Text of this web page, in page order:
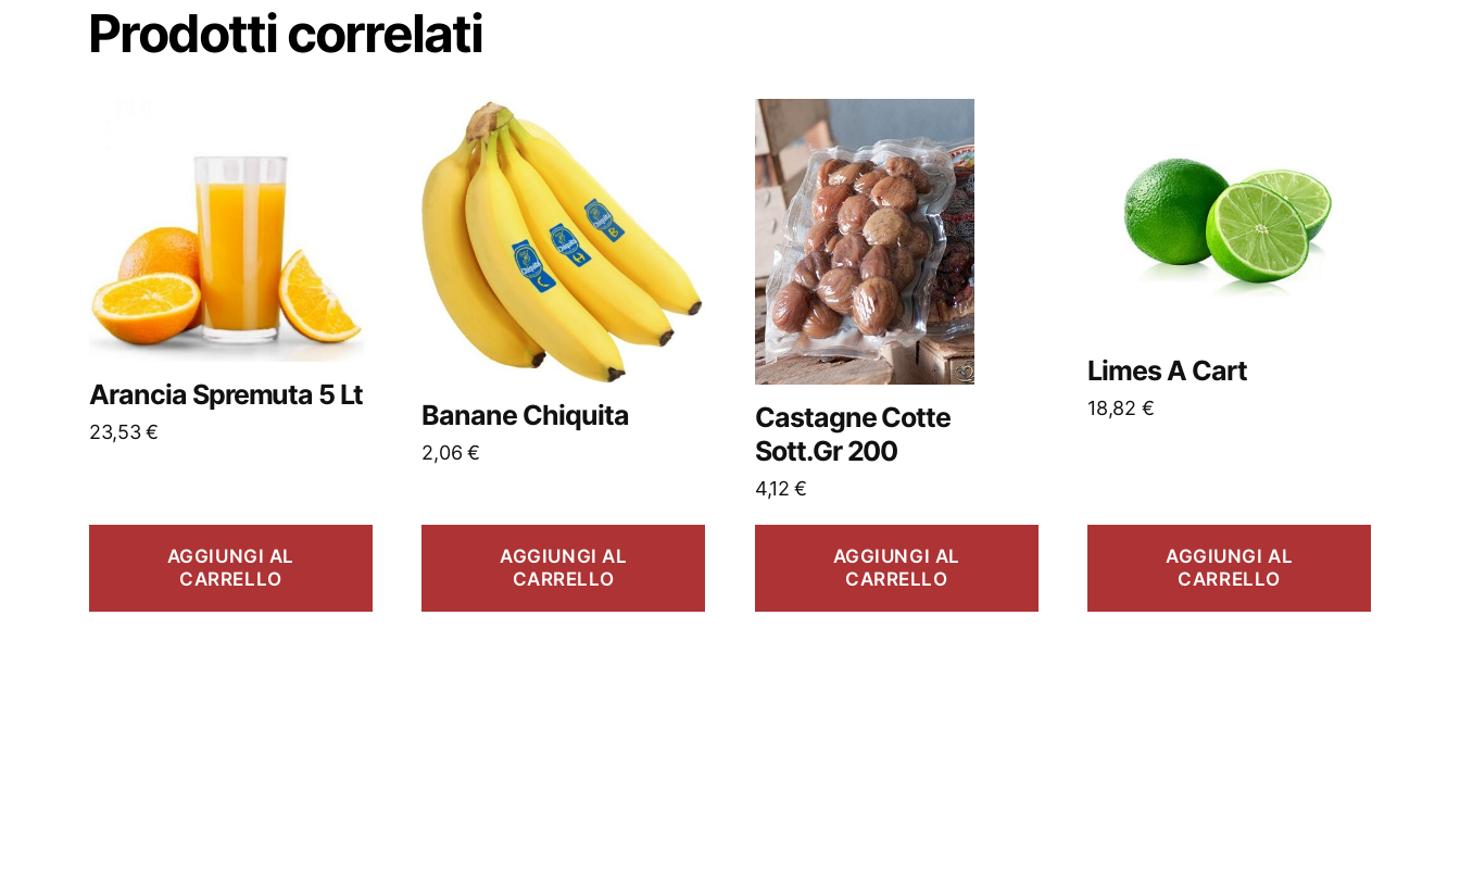
Prodotti correlati
Arancia Spremuta 5 Lt
23,53€
AGGIUNGI AL
CARRELLO
Banane Chiquita
2,06€
AGGIUNGI AL
CARRELLO
Castagne Cotte
Sott.Gr 200
4,12€
AGGIUNGI AL
CARRELLO
Limes A Cart
18,82 €
AGGIUNGI AL
CARRELLO